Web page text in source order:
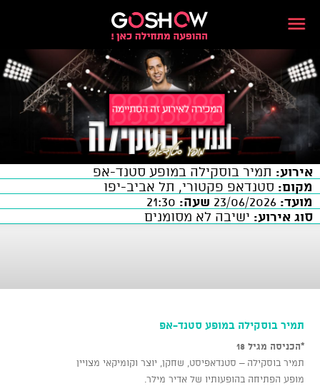
אירוע: תמיר בוסקילה במופע סטנד-אפ
מקום: סטנדאפ פקטורי, תל אביב-יפו
מועד:
שעה:
סוג אירוע: ישיבה לא מסומנים
תמיר בוסקילה במופע סטנד-אפ
*הכניסה מגיל 18
תמיר בוסקילה – סטנדאפיסט, שחקן, יוצר וקומיקאי מצויין
מופע הפתיחה בהופעותיו של אדיר מילר.